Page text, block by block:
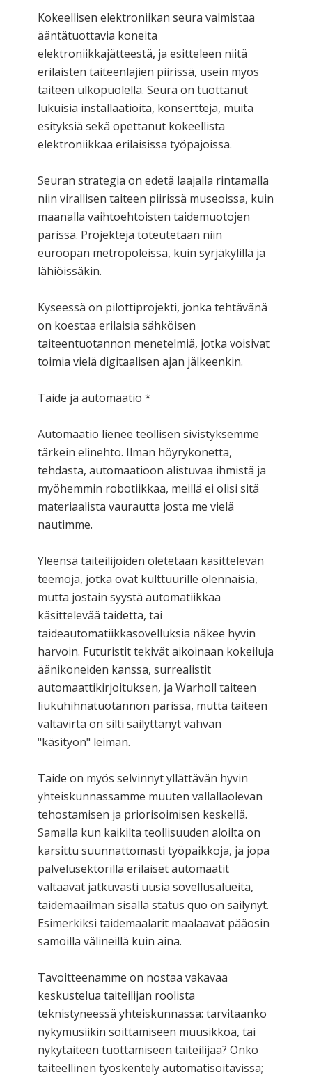
Kokeellisen elektroniikan seura valmistaa
ääntätuottavia koneita
elektroniikkajätteestä, ja esitteleen niitä
erilaisten taiteenlajien piirissä, usein myös
taiteen ulkopuolella. Seura on tuottanut
lukuisia installaatioita, konsertteja, muita
esityksiä sekä opettanut kokeellista
elektroniikkaa erilaisissa työpajoissa.
Seuran strategia on edetä laajalla rintamalla
niin virallisen taiteen piirissä museoissa, kuin
maanalla vaihtoehtoisten taidemuotojen
parissa. Projekteja toteutetaan niin
euroopan metropoleissa, kuin syrjäkylillä ja
lähiöissäkin.
Kyseessä on pilottiprojekti, jonka tehtävänä
on koestaa erilaisia sähköisen
taiteentuotannon menetelmiä, jotka voisivat
toimia vielä digitaalisen ajan jälkeenkin.
Taide ja automaatio *
Automaatio lienee teollisen sivistyksemme
tärkein elinehto. Ilman höyrykonetta,
tehdasta, automaatioon alistuvaa ihmistä ja
myöhemmin robotiikkaa, meillä ei olisi sitä
materiaalista vaurautta josta me vielä
nautimme.
Yleensä taiteilijoiden oletetaan käsittelevän
teemoja, jotka ovat kulttuurille olennaisia,
mutta jostain syystä automatiikkaa
käsittelevää taidetta, tai
taideautomatiikkasovelluksia näkee hyvin
harvoin. Futuristit tekivät aikoinaan kokeiluja
äänikoneiden kanssa, surrealistit
automaattikirjoituksen, ja Warholl taiteen
liukuhihnatuotannon parissa, mutta taiteen
valtavirta on silti säilyttänyt vahvan
"käsityön" leiman.
Taide on myös selvinnyt yllättävän hyvin
yhteiskunnassamme muuten vallallaolevan
tehostamisen ja priorisoimisen keskellä.
Samalla kun kaikilta teollisuuden aloilta on
karsittu suunnattomasti työpaikkoja, ja jopa
palvelusektorilla erilaiset automaatit
valtaavat jatkuvasti uusia sovellusalueita,
taidemaailman sisällä status quo on säilynyt.
Esimerkiksi taidemaalarit maalaavat pääosin
samoilla välineillä kuin aina.
Tavoitteenamme on nostaa vakavaa
keskustelua taiteilijan roolista
teknistyneessä yhteiskunnassa: tarvitaanko
nykymusiikin soittamiseen muusikkoa, tai
nykytaiteen tuottamiseen taiteilijaa? Onko
taiteellinen työskentely automatisoitavissa;